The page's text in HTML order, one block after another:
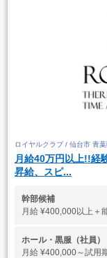
ロイヤルクラブ / 仙台市 青
月給40万円以上!!経
昇給、スピ...
幹部候補
月給 ¥400,000以上＋
ホール・黒服（社員）
月給 ¥400,000～試用